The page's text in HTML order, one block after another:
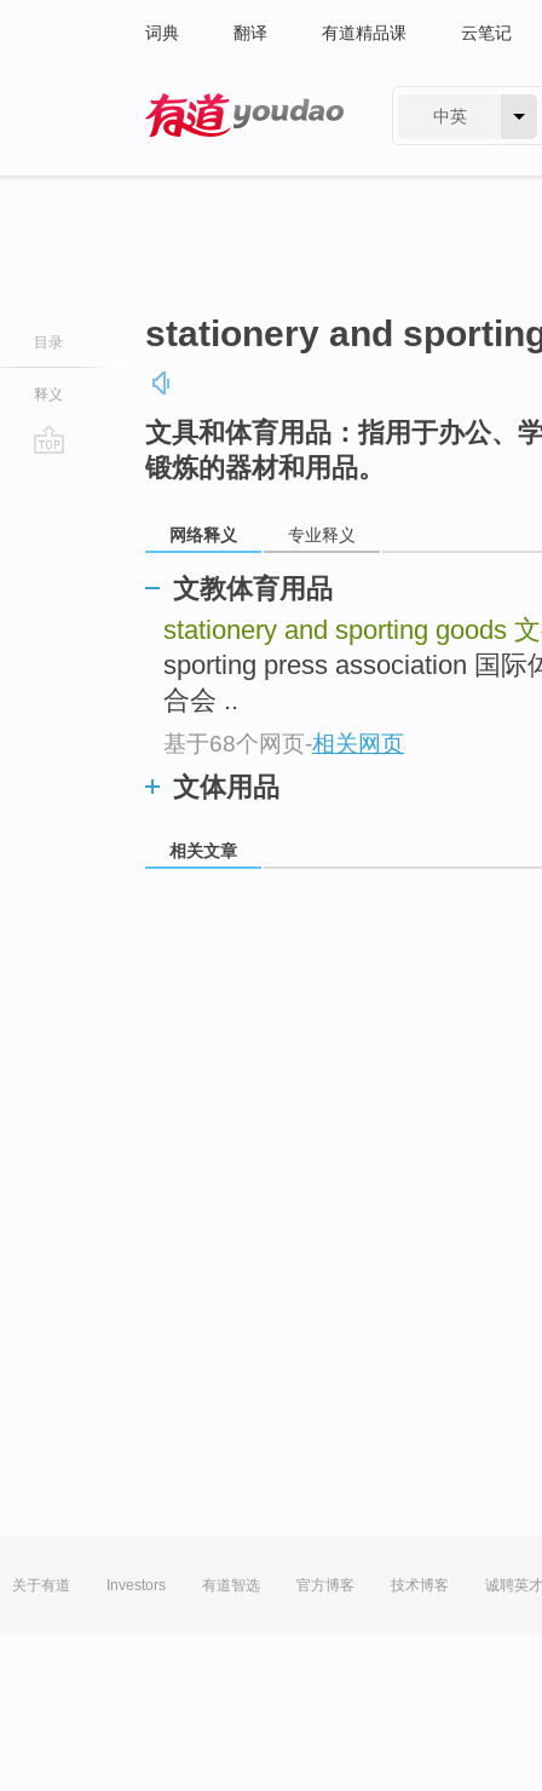
词典 翻译 有道精品课 云笔记
中英
目录
释义
stationery and
文具和体育用品：指用于办公、
锻炼的器材和用品。
网络释义 专业释义
文教体育用品
stationery and sporting goods
sporting press association 国
合会 ..
基于68个网页-相关网页
文体用品
相关文章
关于有道 Investors 有道智选 官方博客 技术博客 诚聘英才